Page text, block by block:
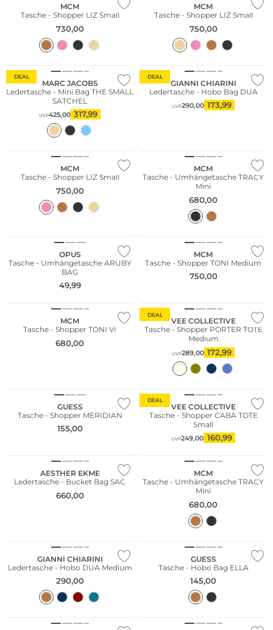
MCM
Tasche - Shopper LIZ Small
730,00
MCM
Tasche - Shopper LIZ Small
750,00
DEAL
Fashion Tipp
MARC JACOBS
Ledertasche - Mini Bag THE SMALL
SATCHEL
UVP425,00 317,99
DEAL
GIANNI CHIARINI
Ledertasche - Hobo Bag DUA
UVP290,00 173,99
MCM
Tasche - Shopper LIZ Small
750,00
MCM
Tasche - Umhängetasche TRACY
Mini
680,00
OPUS
Tasche - Umhängetasche ARUBY
BAG
49,99
MCM
Tasche - Shopper TONI Medium
750,00
MCM
Tasche - Shopper TONI VI
680,00
DEAL
VEE COLLECTIVE
Tasche - Shopper PORTER TOTE
Medium
UVP289,00 172,99
GUESS
Tasche - Shopper MERIDIAN
155,00
DEAL
Nachhaltig
VEE COLLECTIVE
Tasche - Shopper CABA TOTE
Small
UVP249,00 160,99
AESTHER EKME
Ledertasche - Bucket Bag SAC
660,00
MCM
Tasche - Umhängetasche TRACY
Mini
680,00
GIANNI CHIARINI
Ledertasche - Hobo DUA Medium
290,00
GUESS
Tasche - Hobo Bag ELLA
145,00